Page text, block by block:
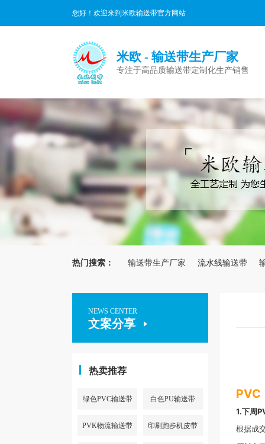
您好！欢迎来到米欧输送带官方网站
米欧 - 输送带生产厂家
专注于高品质输送带定制化生产销售
热门搜索： 输送带生产厂家 流水线输送带
NEWS CENTER
文案分享
热卖推荐
绿色PVC输送带 白色PU输送带
PVK物流输送带 印刷跑步机皮带
PVC
1.下周
根据成